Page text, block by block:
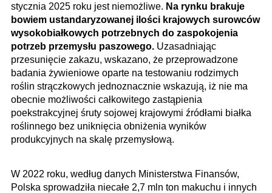
stycznia 2025 roku jest niemożliwe. Na rynku brakuje
bowiem ustandaryzowanej ilości krajowych surowców
wysokobiałkowych potrzebnych do zaspokojenia
potrzeb przemysłu paszowego. Uzasadniając
przesunięcie zakazu, wskazano, że przeprowadzone
badania żywieniowe oparte na testowaniu rodzimych
roślin strączkowych jedno­znacznie wskazują, iż nie ma
obecnie możliwości całkowitego zastąpienia
poekstrakcyjnej śruty sojowej krajowymi źródłami białka
roślinnego bez uniknięcia obniżenia wyników
produkcyjnych na skalę przemysłową.
W 2022 roku, według danych Ministerstwa Finansów,
Polska sprowadziła niecałe 2,7 mln ton makuchu i innych